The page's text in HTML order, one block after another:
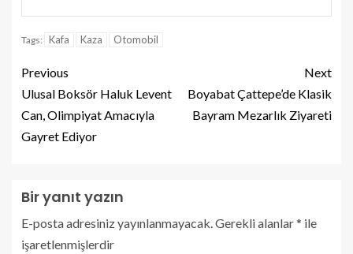
Tags: Kafa Kaza Otomobil
Previous
Ulusal Boksör Haluk Levent
Can, Olimpiyat Amacıyla
Gayret Ediyor
Next
Boyabat Çattepe’de Klasik
Bayram Mezarlık Ziyareti
Bir yanıt yazın
E-posta adresiniz yayınlanmayacak.Gerekli alanlar* ile
işaretlenmişlerdir